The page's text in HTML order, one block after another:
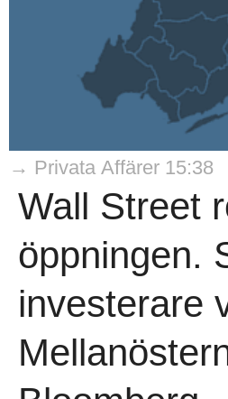
→ Privata Affärer 15:38
Wall Street
öppningen.
investerare